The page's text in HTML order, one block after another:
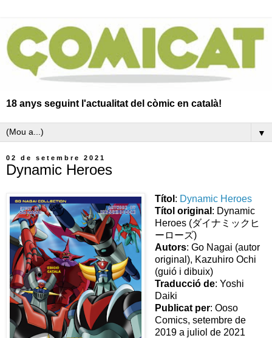
18 anys seguint l'actualitat del còmic en català!
▼
02 de setembre 2021
Dynamic Heroes
Títol : Dynamic Heroes
Títol original : Dynamic
Heroes (ダイナミックヒ
ーローズ)
Autors: Go Nagai (autor
original), Kazuhiro Ochi
(guió i dibuix)
Traducció de: Yoshi
Daiki
Publicat per: Ooso
Comics, setembre de
2019 a juliol de 2021